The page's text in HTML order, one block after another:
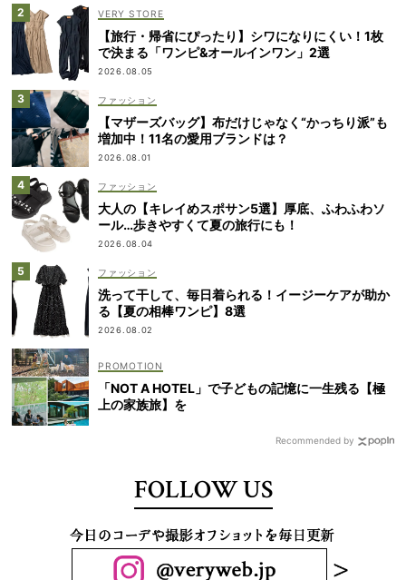
VERY STORE
【旅行・帰省にぴったり】シワになりにくい！1枚
で決まる「ワンピ&オールインワン」2選
2026.08.05
ファッション
【マザーズバッグ】布だけじゃなく“かっちり派”も
増加中！11名の愛用ブランドは？
2026.08.01
ファッション
大人の【キレイめスポサン5選】厚底、ふわふわソ
ール…歩きやすくて夏の旅行にも！
2026.08.04
ファッション
洗って干して、毎日着られる！イージーケアが助か
る【夏の相棒ワンピ】8選
2026.08.02
「NOT A HOTEL」で子どもの記憶に一生残る【極
上の家族旅】を
Recommended by
FOLLOW US